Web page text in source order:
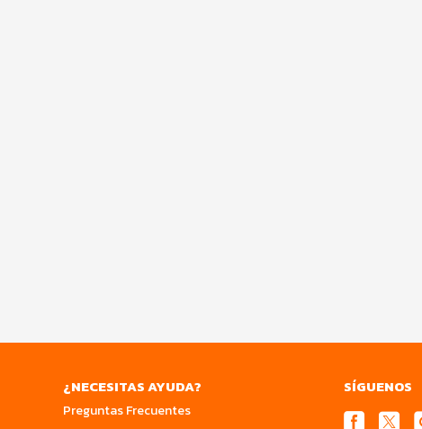
¿NECESITAS AYUDA?
Preguntas Frecuentes
SÍGUENOS